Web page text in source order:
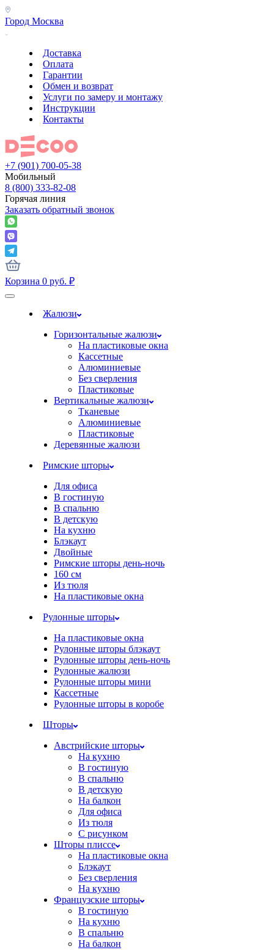
Город Москва
Доставка
Оплата
Гарантии
Обмен и возврат
Услуги по замеру и монтажу
Инструкции
Контакты
+7 (901) 700-05-38
Мобильный
8 (800) 333-82-08
Горячая линия
Заказать обратный звонок
Корзина 0 руб. ₽
Жалюзи
Горизонтальные жалюзи
На пластиковые окна
Кассетные
Алюминиевые
Без сверления
Пластиковые
Вертикальные жалюзи
Тканевые
Алюминиевые
Пластиковые
Деревянные жалюзи
Римские шторы
Для офиса
В гостиную
В спальню
В детскую
На кухню
Блэкаут
Двойные
Римские шторы день-ночь
160 см
Из тюля
На пластиковые окна
Рулонные шторы
На пластиковые окна
Рулонные шторы блэкаут
Рулонные шторы день-ночь
Рулонные жалюзи
Рулонные шторы мини
Кассетные
Рулонные шторы в коробе
Шторы
Австрийские шторы
На кухню
В гостиную
В спальню
В детскую
На балкон
Для офиса
Из тюля
С рисунком
Шторы плиссе
На пластиковые окна
Блэкаут
Без сверления
На кухню
Французские шторы
В гостиную
На кухню
В спальню
На балкон